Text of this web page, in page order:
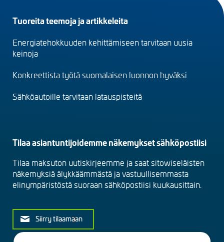
Footer
menu
(fi)
Tuoreita teemoja ja artikkeleita
Energiatehokkuuden kehittämiseen tarvitaan uusia
keinoja
Konkreettista työtä suomalaisen luonnon hyväksi
Sähköautoille tarvitaan latauspisteitä
Tilaa asiantuntijoidemme näkemykset sähköpostiisi
Tilaa maksuton uutiskirjeemme ja saat sitowiseläisten
näkemyksiä älykkäämmästä ja vastuullisemmasta
elinympäristöstä suoraan sähköpostiisi kuukausittain.
Siirry tilaamaan